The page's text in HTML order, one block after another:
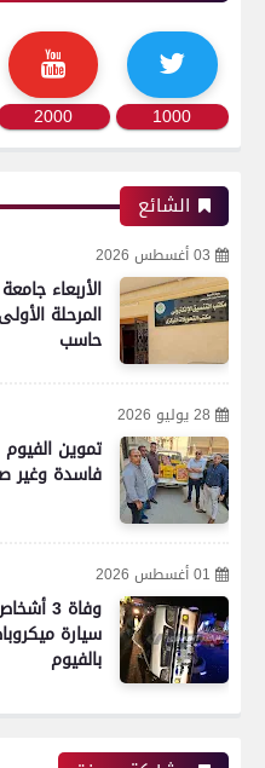
1000
2000
الشائع
03 أغسطس 2026
الأربعاء
حاسب
28 يوليو 2026
فاسدة وغير
01 أغسطس 2026
وفاة
سيارة
بالفيوم